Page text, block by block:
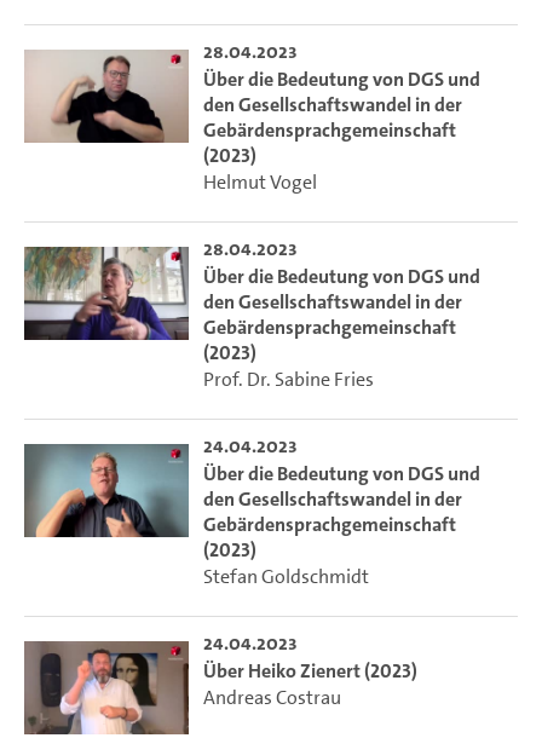
28.04.2023
Über die Bedeutung von DGS und
den Gesellschaftswandel in der
Gebärdensprachgemeinschaft
(2023)
Helmut Vogel
28.04.2023
Über die Bedeutung von DGS und
den Gesellschaftswandel in der
Gebärdensprachgemeinschaft
(2023)
Prof. Dr. Sabine Fries
24.04.2023
Über die Bedeutung von DGS und
den Gesellschaftswandel in der
Gebärdensprachgemeinschaft
(2023)
Stefan Goldschmidt
24.04.2023
Über Heiko Zienert (2023)
Andreas Costrau